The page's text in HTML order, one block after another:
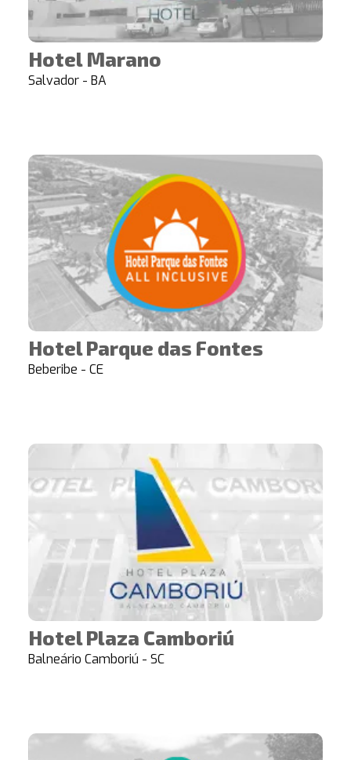
Hotel Marano
Salvador - BA
Hotel Parque das Fontes
Beberibe - CE
Hotel Plaza Camboriú
Balneário Camboriú - SC